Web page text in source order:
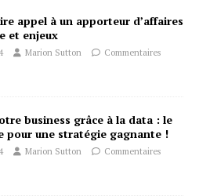
appel à un apporteur d’affaires
et enjeux
Marion Sutton
Commentaires
business grâce à la data : le
pour une stratégie gagnante !
Marion Sutton
Commentaires